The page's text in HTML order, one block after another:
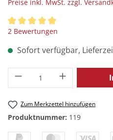
Preise inkl. MwSt. zzgl.
Durchschnittliche
2 Bewertungen
Sofort verfügbar,
Produkt Anzahl:
Zum Merkzettel hinzufügen
Produktnummer: 119